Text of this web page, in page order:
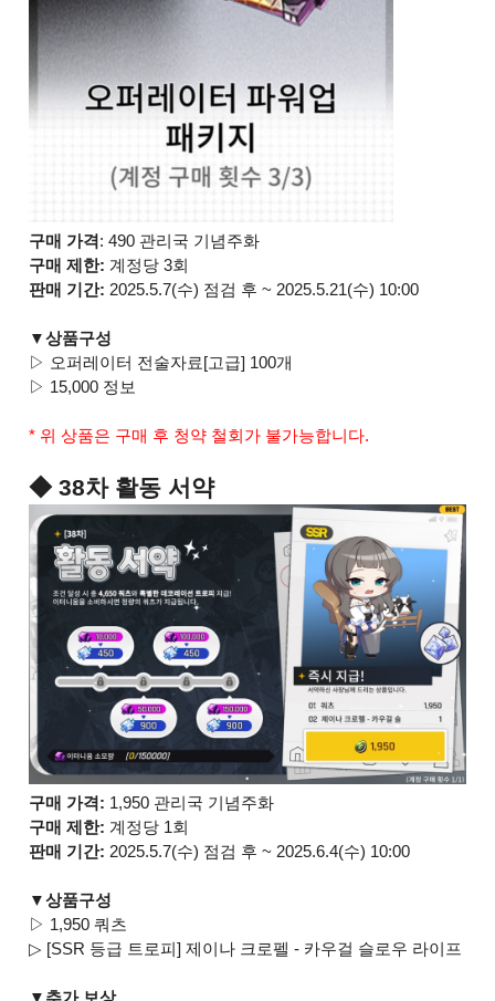
구매 가격: 490 관리국 기념주화
구매 제한: 계정당 3회
판매 기간: 2025.5.7(수) 점검 후 ~ 2025.5.21(수) 10:00
▼상품구성
▷ 오퍼레이터 전술자료[고급] 100개
▷ 15,000 정보
* 위 상품은 구매 후 청약 철회가 불가능합니다.
◆ 38차 활동 서약
구매 가격: 1,950 관리국 기념주화
구매 제한: 계정당 1회
판매 기간: 2025.5.7(수) 점검 후 ~ 2025.6.4(수) 10:00
▼상품구성
▷ 1,950 쿼츠
▷ [SSR 등급 트로피] 제이나 크로펠 - 카우걸 슬로우 라이프
▼추가 보상